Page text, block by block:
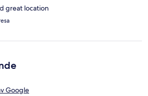
great location
Google